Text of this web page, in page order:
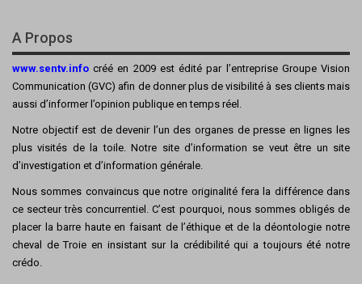
A Propos
www.sentv.info créé en 2009 est édité par l’entreprise Groupe Vision
Communication (GVC) afin de donner plus de visibilité à ses clients mais
aussi d’informer l’opinion publique en temps réel.
Notre objectif est de devenir l’un des organes de presse en lignes les
plus visités de la toile. Notre site d’information se veut être un site
d’investigation et d’information générale.
Nous sommes convaincus que notre originalité fera la différence dans
ce secteur très concurrentiel. C’est pourquoi, nous sommes obligés de
placer la barre haute en faisant de l’éthique et de la déontologie notre
cheval de Troie en insistant sur la crédibilité qui a toujours été notre
crédo.